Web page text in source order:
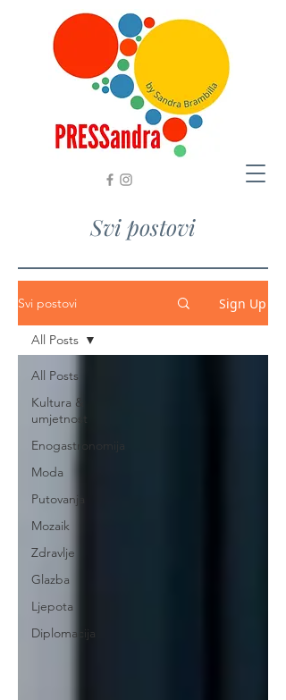
Svi postovi
Svi postovi Sign Up
All Posts
Kultura &
umjetnost
Enogastronomija
Moda
Putovanja
Mozaik
Zdravlje
Glazba
Ljepota
Diplomacija
All Posts